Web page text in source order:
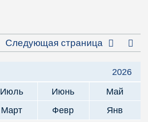
Следующая страница
2026
Июль Июнь
Май
Март Февр Янв